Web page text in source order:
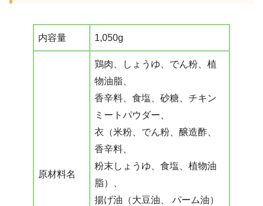
内容量 1,050g
原材料名
鶏肉、しょうゆ、でん粉、植
物油脂、
香辛料、食塩、砂糖、チキン
ミートパウダー、
衣（米粉、でん粉、醸造酢、
香辛料、
粉末しょうゆ、食塩、植物油
脂）、
揚げ油（大豆油、 パーム油）